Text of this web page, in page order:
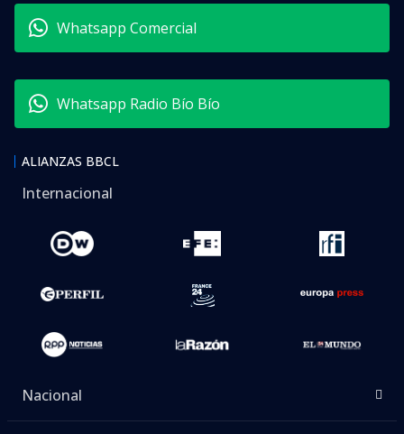
Whatsapp Comercial
Whatsapp Radio Bío Bío
ALIANZAS BBCL
Internacional
Nacional